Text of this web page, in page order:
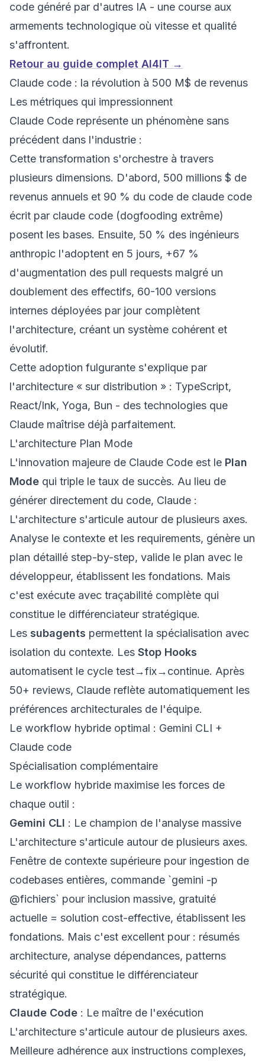
code généré par d'autres IA - une course aux
armements technologique où vitesse et qualité
s'affrontent.
Retour au guide complet AI4IT →
Claude code : la révolution à 500 M$ de revenus
Les métriques qui impressionnent
Claude Code représente un phénomène sans
précédent dans l'industrie :
Cette transformation s'orchestre à travers
plusieurs dimensions. D'abord, 500 millions $ de
revenus annuels et 90 % du code de claude code
écrit par claude code (dogfooding extrême)
posent les bases. Ensuite, 50 % des ingénieurs
anthropic l'adoptent en 5 jours, +67 %
d'augmentation des pull requests malgré un
doublement des effectifs, 60-100 versions
internes déployées par jour complètent
l'architecture, créant un système cohérent et
évolutif.
Cette adoption fulgurante s'explique par
l'architecture « sur distribution » : TypeScript,
React/Ink, Yoga, Bun - des technologies que
Claude maîtrise déjà parfaitement.
L'architecture Plan Mode
L'innovation majeure de Claude Code est le Plan
Mode qui triple le taux de succès. Au lieu de
générer directement du code, Claude :
L'architecture s'articule autour de plusieurs axes.
Analyse le contexte et les requirements, génère un
plan détaillé step-by-step, valide le plan avec le
développeur, établissent les fondations. Mais
c'est exécute avec traçabilité complète qui
constitue le différenciateur stratégique.
Les subagents permettent la spécialisation avec
isolation du contexte. Les Stop Hooks
automatisent le cycle test→fix→continue. Après
50+ reviews, Claude reflète automatiquement les
préférences architecturales de l'équipe.
Le workflow hybride optimal : Gemini CLI +
Claude code
Spécialisation complémentaire
Le workflow hybride maximise les forces de
chaque outil :
Gemini CLI : Le champion de l'analyse massive
L'architecture s'articule autour de plusieurs axes.
Fenêtre de contexte supérieure pour ingestion de
codebases entières, commande `gemini -p
@fichiers` pour inclusion massive, gratuité
actuelle = solution cost-effective, établissent les
fondations. Mais c'est excellent pour : résumés
architecture, analyse dépendances, patterns
sécurité qui constitue le différenciateur
stratégique.
Claude Code : Le maître de l'exécution
L'architecture s'articule autour de plusieurs axes.
Meilleure adhérence aux instructions complexes,